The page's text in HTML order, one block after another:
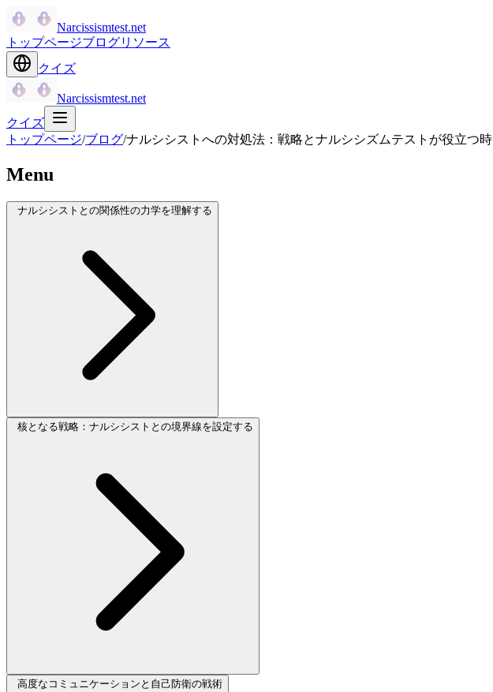
Narcissismtest.net
トップページブログリソース
クイズ
Narcissismtest.net
クイズ
トップページ/ブログ/ナルシシストへの対処法：戦略とナルシシズムテストが役立つ時
Menu
ナルシシストとの関係性の力学を理解する
核となる戦略：ナルシシストとの境界線を設定する
高度なコミュニケーションと自己防衛の戦術